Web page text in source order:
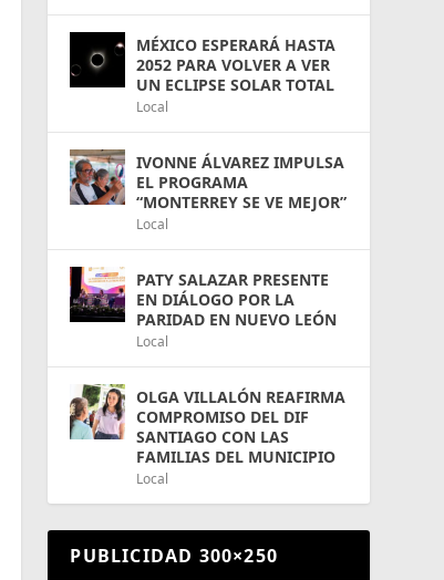
MÉXICO ESPERARÁ HASTA
2052 PARA VOLVER A VER
UN ECLIPSE SOLAR TOTAL
Local
IVONNE ÁLVAREZ IMPULSA
EL PROGRAMA
“MONTERREY SE VE MEJOR”
Local
PATY SALAZAR PRESENTE
EN DIÁLOGO POR LA
PARIDAD EN NUEVO LEÓN
Local
OLGA VILLALÓN REAFIRMA
COMPROMISO DEL DIF
SANTIAGO CON LAS
FAMILIAS DEL MUNICIPIO
Local
PUBLICIDAD 300×250